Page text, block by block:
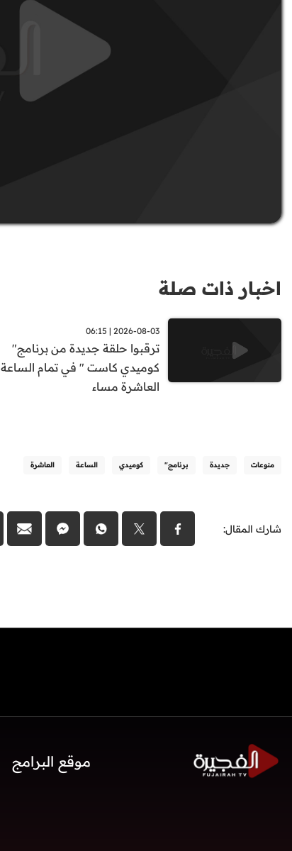
اخبار ذات صلة
2026-08-03 | 06:15
ترقبوا حلقة جديدة من برنامج"
كوميدي كاست " في تمام الساعة
العاشرة مساء
منوعات جديدة برنامج" كوميدي الساعة العاشرة
شارك المقال:
موقع البرامج